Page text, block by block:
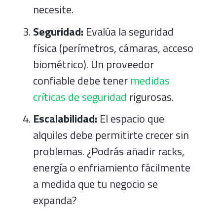
necesite.
Seguridad: Evalúa la seguridad
física (perímetros, cámaras, acceso
biométrico). Un proveedor
confiable debe tener medidas
críticas de seguridad rigurosas.
Escalabilidad: El espacio que
alquiles debe permitirte crecer sin
problemas. ¿Podrás añadir racks,
energía o enfriamiento fácilmente
a medida que tu negocio se
expanda?